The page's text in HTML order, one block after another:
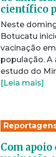
científico
Neste
Botucatu
vacinação
população. A
estudo do
[Leia mais]
Com apoio